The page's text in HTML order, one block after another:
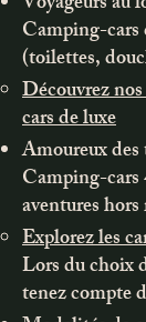
Camping-
(toilettes,
Découvrez
cars de luxe
Amoureux
Camping-cars
aventures
Explorez les
Lors du choix
tenez compte